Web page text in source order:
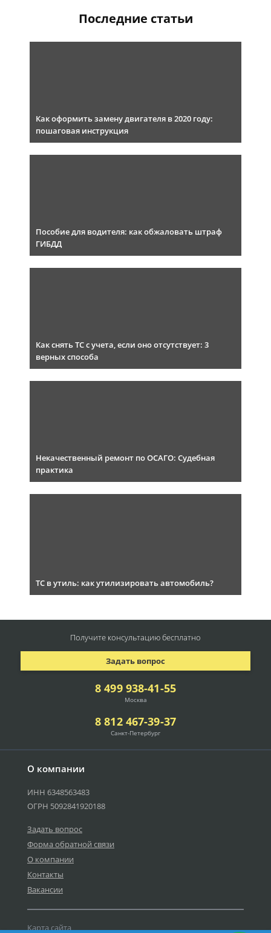
Последние статьи
Как оформить замену двигателя в 2020 году:
пошаговая инструкция
Пособие для водителя: как обжаловать штраф
ГИБДД
Как снять ТС с учета, если оно отсутствует: 3
верных способа
Некачественный ремонт по ОСАГО: Судебная
практика
ТС в утиль: как утилизировать автомобиль?
О компании
ИНН 6348563483
ОГРН 5092841920188
Задать вопрос
Форма обратной связи
О компании
Контакты
Вакансии
Карта сайта
8 499 938-41-55
Москва
8 812 467-39-37
Санкт-Петербург
Задать вопрос
Получите консультациюбесплатно